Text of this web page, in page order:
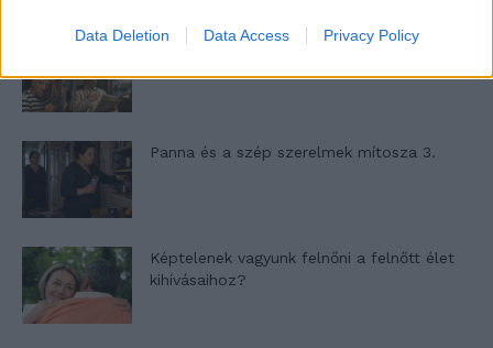
Data Deletion Data Access Privacy Policy
Nyár, nevetés, anekdoták
Panna és a szép szerelmek mítosza 3.
Képtelenek vagyunk felnőni a felnőtt élet
kihívásaihoz?